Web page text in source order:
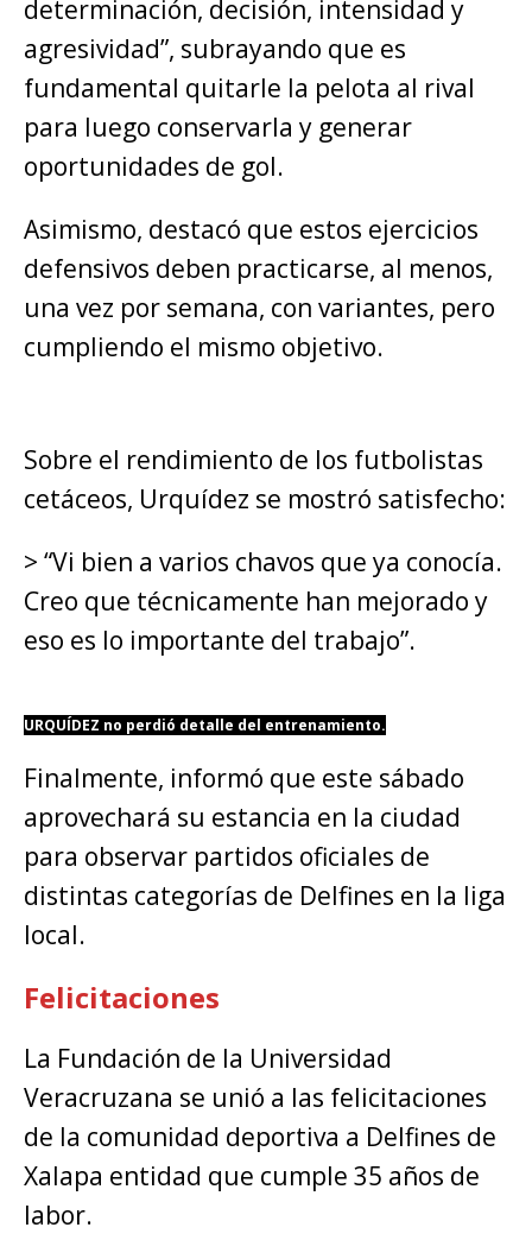
determinación, decisión, intensidad y
agresividad”, subrayando que es
fundamental quitarle la pelota al rival
para luego conservarla y generar
oportunidades de gol.
Asimismo, destacó que estos ejercicios
defensivos deben practicarse, al menos,
una vez por semana, con variantes, pero
cumpliendo el mismo objetivo.
Sobre el rendimiento de los futbolistas
cetáceos, Urquídez se mostró satisfecho:
> “Vi bien a varios chavos que ya conocía.
Creo que técnicamente han mejorado y
eso es lo importante del trabajo”.
URQUÍDEZ no perdió detalle del entrenamiento.
Finalmente, informó que este sábado
aprovechará su estancia en la ciudad
para observar partidos oficiales de
distintas categorías de Delfines en la liga
local.
Felicitaciones
La Fundación de la Universidad
Veracruzana se unió a las felicitaciones
de la comunidad deportiva a Delfines de
Xalapa entidad que cumple 35 años de
labor.